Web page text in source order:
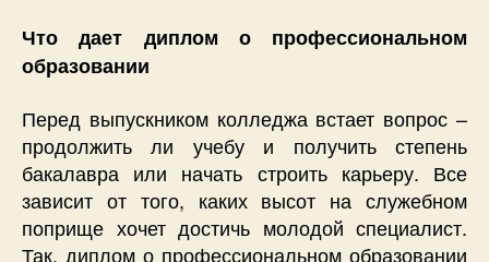
Что дает диплом о профессиональном
образовании
Перед выпускником колледжа встает вопрос –
продолжить ли учебу и получить степень
бакалавра или начать строить карьеру. Все
зависит от того, каких высот на служебном
поприще хочет достичь молодой специалист.
Так, диплом о профессиональном образовании